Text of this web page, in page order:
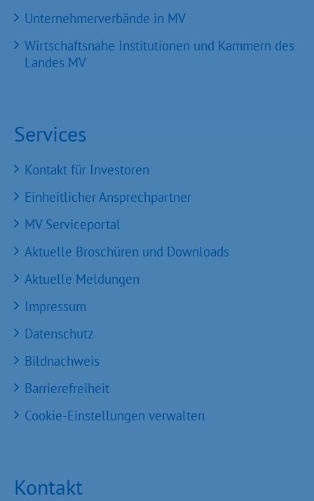
Unternehmerverbände in MV
Wirtschaftsnahe Institutionen und Kammern des
Landes MV
Services
Kontakt für Investoren
Einheitlicher Ansprechpartner
MV Serviceportal
Aktuelle Broschüren und Downloads
Aktuelle Meldungen
Impressum
Datenschutz
Bildnachweis
Barrierefreiheit
Cookie-Einstellungen verwalten
Kontakt